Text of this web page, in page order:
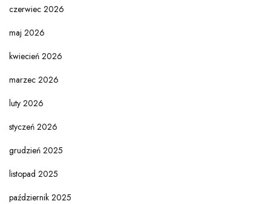
czerwiec 2026
maj 2026
kwiecień 2026
marzec 2026
luty 2026
styczeń 2026
grudzień 2025
listopad 2025
październik 2025